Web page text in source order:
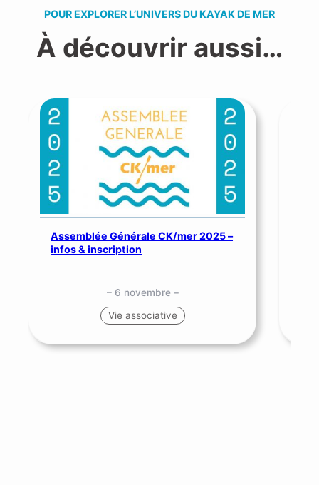
POUR EXPLORER L’UNIVERS DU KAYAK DE MER
À découvrir aussi…
Assemblée Générale CK/mer 2025 –
infos & inscription
– 6 novembre –
Vie associative